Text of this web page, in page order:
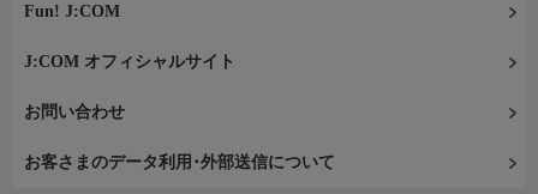
Fun! J:COM
J:COM オフィシャルサイト
お問い合わせ
お客さまのデータ利用･外部送信について